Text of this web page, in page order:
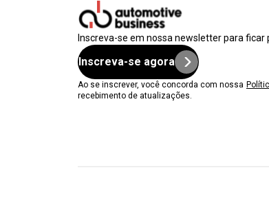
Inscreva-se em nossa newsletter para
Inscreva-se agora
Ao se inscrever, você concorda com nossa
recebimento de atualizações.